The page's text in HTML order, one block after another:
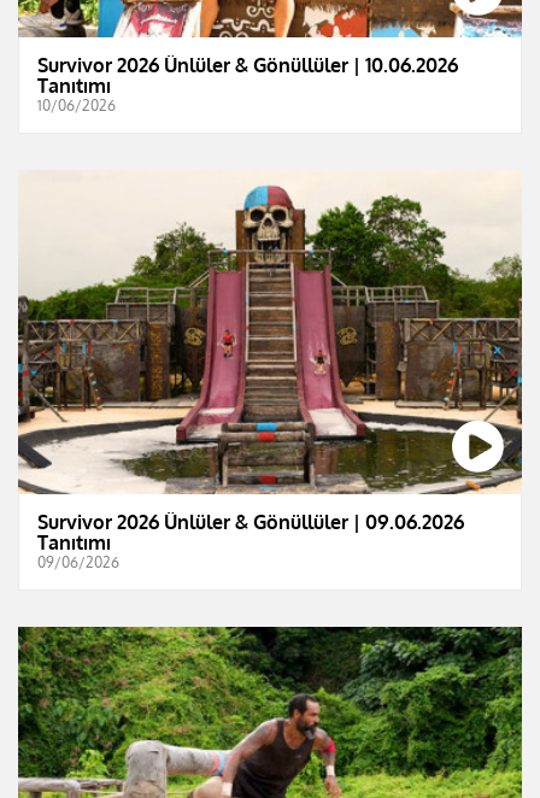
Survivor 2026 Ünlüler & Gönüllüler | 10.06.2026
Tanıtımı
10/06/2026
Survivor 2026 Ünlüler & Gönüllüler | 09.06.2026
Tanıtımı
09/06/2026